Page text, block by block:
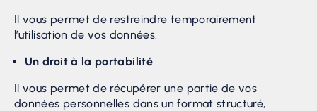
Il vous permet de restreindre temporairement
l’utilisation de vos données.
Un droit à la portabilité
Il vous permet de récupérer une partie de vos
données personnelles dans un format structuré,